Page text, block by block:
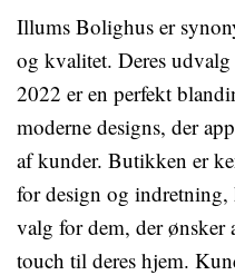
Illums Bolighus er
og kvalitet. Deres
2022 er en perfekt
moderne designs, der
af kunder. Butikken er
for design og
valg for dem, der
touch til deres hjem.